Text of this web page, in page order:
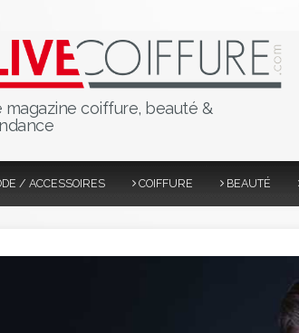
magazine coiffure, beauté &
/ ACCESSOIRES COIFFURE BEAUTÉ